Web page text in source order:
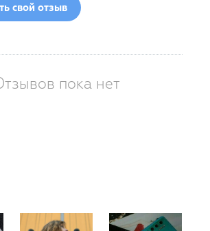
свой отзыв
пока нет